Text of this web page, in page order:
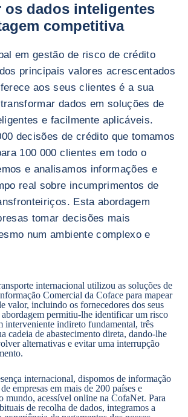
os dados inteligentes
competitiva
em gestão de risco de crédito
principais valores acrescentados
aos seus clientes é a sua
dados em soluções de
e facilmente aplicáveis.
decisões de crédito que tomamos
100 000 clientes em todo o
e analisamos informações e
real sobre incumprimentos de
Esta abordagem
tomar decisões mais
num ambiente complexo e
internacional utilizou as soluções de
Comercial da Coface para mapear
valor, incluindo os fornecedores dos seus
abordagem permitiu-lhe identificar um risco
interveniente indireto fundamental, três
cadeia de abastecimento direta, dando-lhe
alternativas e evitar uma interrupção
internacional, dispomos de informação
empresas em mais de 200 países e
mundo, acessível online na CofaNet. Para
de recolha de dados, integramos a